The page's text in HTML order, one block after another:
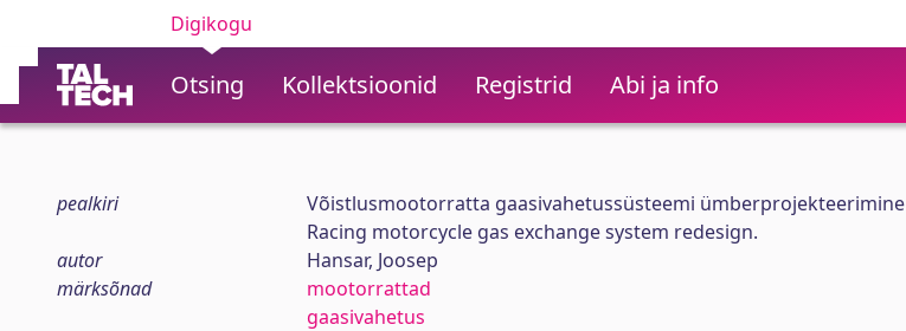
Digikogu
Otsing Kollektsioonid Registrid Abi ja info
pealkiri
Võistlusmootorratta gaasivahetussüsteemi ümberprojekteerimine
Racing motorcycle gas exchange system redesign.
autor
Hansar, Joosep
märksõnad
mootorrattad
gaasivahetus